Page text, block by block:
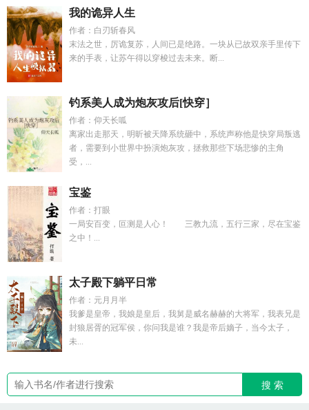
我的诡异人生
作者：白刃斩春风
末法之世，厉诡复苏，人间已是绝路。一块从已故双亲手里传下
来的手表，让苏午得以穿梭过去未来。断...
钓系美人成为炮灰攻后[快穿］
作者：仰天长呱
离家出走那天，明昕被天降系统砸中，系统声称他是快穿局叛逃
者，需要到小世界中扮演炮灰攻，拯救那些下场悲惨的主角
受，...
宝鉴
作者：打眼
一局安百变，叵测是人心！ 三教九流，五行三家，尽在宝鉴
之中！...
太子殿下躺平日常
作者：元月月半
我爹是皇帝，我娘是皇后，我舅是威名赫赫的大将军，我表兄是
封狼居胥的冠军侯，你问我是谁？我是帝后嫡子，当今太子，
未...
搜 索